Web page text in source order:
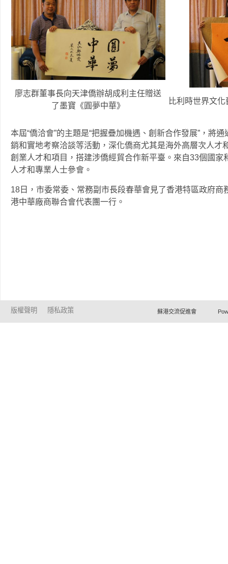
廖志群董事長向天津僑辦胡成利主任贈送
了墨寶《圓夢中華》
比利時世界文
本屆“僑洽會”的主題是“把握疊加機遇、創新合作發展”，將
銷和實地考察洽談等活動，深化僑商尤其是海外高層次人才
創業人才和項目，搭建涉僑經貿合作新平臺。來自33個國
人才和專業人士參會。
18日，市委常委、常務副市長段春華會見了香港特區政府
港中華廠商聯合會代表團一行。
版權聲明 隱私政策 蘇港交流促進會